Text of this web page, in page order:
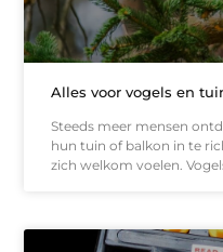
Alles voor vogels en
Steeds meer mensen
hun tuin of balkon in te
zich welkom voelen.